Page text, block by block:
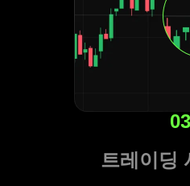
03
트레이딩